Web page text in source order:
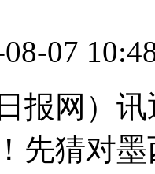
07
报网）
先猜对